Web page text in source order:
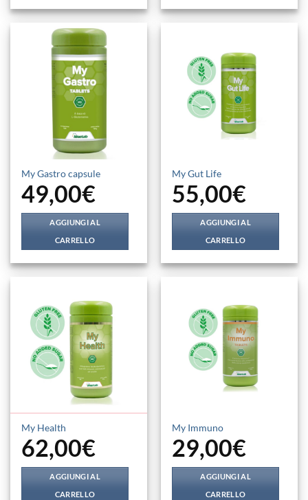
My Gastro capsule
49,00€
AGGIUNGI AL
CARRELLO
My Gut Life
55,00€
AGGIUNGI AL
CARRELLO
My Health
62,00€
AGGIUNGI AL
CARRELLO
My Immuno
29,00€
AGGIUNGI AL
CARRELLO